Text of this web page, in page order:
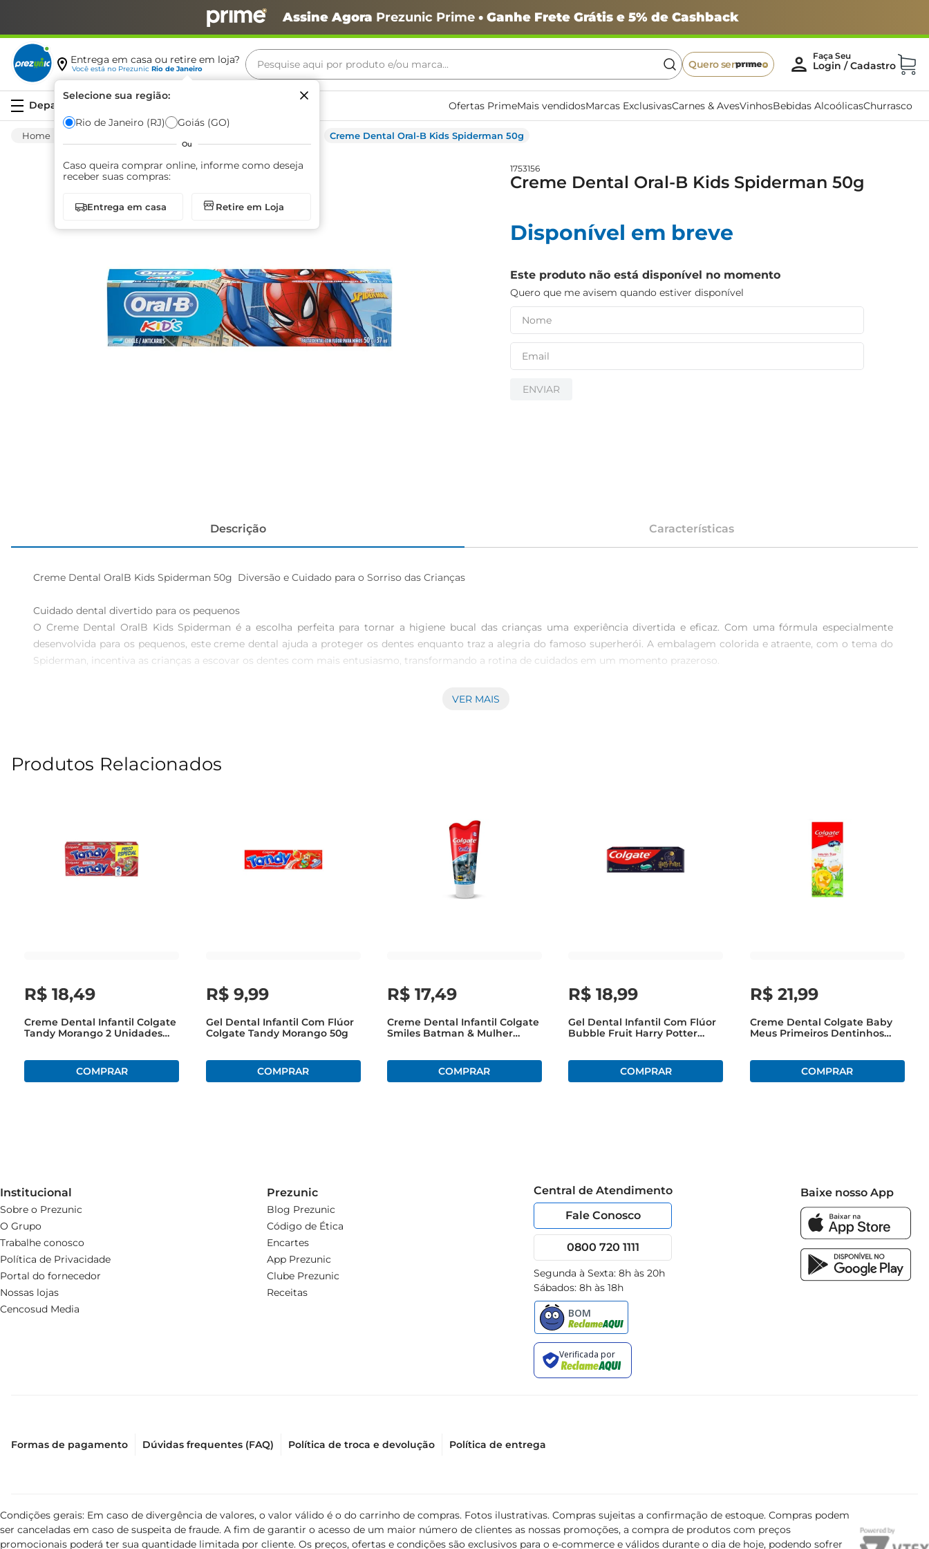
Assine Agora Prezunic Prime• Ganhe Frete Grátis e 5% de Cashback
Entrega em casa ou retire em loja?
Você está no Prezunic Rio de Janeiro
Selecione sua região:
Rio de Janeiro (RJ) Goiás (GO)
Ou
Caso queira comprar online, informe como deseja
receber suas compras:
Entrega em casa Retire em Loja
Pesquise aqui por produto e/ou marca...
Quero ser
Ofertas PrimeMais vendidosMarcas ExclusivasCarnes & AvesVinhosBebidas AlcoólicasChurrasco
Creme Dental Oral-B Kids Spiderman 50g
1753156
Creme Dental Oral-B Kids Spiderman 50g
Disponível em breve
Este produto não está disponível no momento
Quero que me avisem quando estiver disponível
ENVIAR
Descrição Características
Creme Dental OralB Kids Spiderman 50g  Diversão e Cuidado para o Sorriso das Crianças
Cuidado dental divertido para os pequenos
O Creme Dental OralB Kids Spiderman é a escolha perfeita para tornar a higiene bucal das crianças uma experiência divertida e eficaz. Com uma fórmula especialmente
desenvolvida para os pequenos, este creme dental ajuda a proteger os dentes enquanto traz a alegria do famoso superherói. A embalagem colorida e atraente, com o tema do
Spiderman, incentiva as crianças a escovar os dentes com mais entusiasmo, transformando a rotina de cuidados em um momento prazeroso.
com o Spiderman, as crianças se sentirão como verdadeiros heróis em sua rotina de cuidados.
Com o Creme Dental OralB Kids Spiderman, a escovação se transforma em uma aventura, garantindo que os pequenos cuidem deseus dentes com alegria e responsabilidade.
VER MAIS
Produtos Relacionados
R$ 18,49
Creme Dental Infantil Colgate
Tandy Morango 2 Unidades
R$ 9,99
Gel Dental Infantil Com Flúor
Colgate Tandy Morango 50g
R$ 17,49
Creme Dental Infantil Colgate
Smiles Batman & Mulher
R$ 18,99
Gel Dental Infantil Com Flúor
Bubble Fruit Harry Potter
R$ 21,99
Creme Dental Colgate Baby
Meus Primeiros Dentinhos
Institucional
Sobre o Prezunic
O Grupo
Trabalhe conosco
Política de Privacidade
Portal do fornecedor
Nossas lojas
Cencosud Media
Prezunic
Blog Prezunic
Código de Ética
Encartes
App Prezunic
Clube Prezunic
Receitas
Central de Atendimento
Fale Conosco
0800 720 1111
Segunda à Sexta: 8h às 20h
Sábados: 8h às 18h
Baixe nosso App
Formas de pagamento Dúvidas frequentes (FAQ) Política de troca e devolução Política de entrega
Condições gerais: Em caso de divergência de valores, o valor válido é o do carrinho de compras. Fotos ilustrativas. Compras sujeitas a confirmação de estoque. Compras podem
ser canceladas em caso de suspeita de fraude. A fim de garantir o acesso de um maior número de clientes as nossas promoções, a compra de produtos com preços
promocionais poderá ter sua quantidade limitada por cliente. Os preços, ofertas e condições são exclusivos para o e-commerce e válidos durante o dia de hoje, podendo sofrer
Termos mais buscados
café
biscoito
iogurte
papel higiênico
cerveja